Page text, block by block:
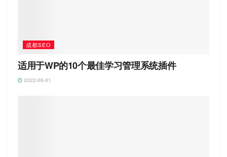
成都SEO
适用于WP的10个最佳学习管理系统插件
2022-06-01